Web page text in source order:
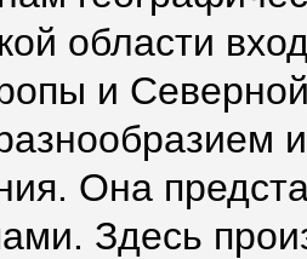
области
и
Она
Здесь